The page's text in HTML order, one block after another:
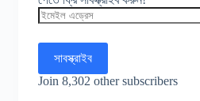
ইমেইল
এড্রেস
সাবস্ক্রাইব
Join 8,302 other subscribers